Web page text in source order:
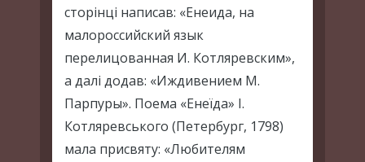
сторінці написав: «Енеида, на
малороссийский язык
перелицованная И. Котляревским»,
а далі додав: «Иждивением М.
Парпуры». Поема «Енеїда» І.
Котляревського (Петербург, 1798)
мала присвяту: «Любителям